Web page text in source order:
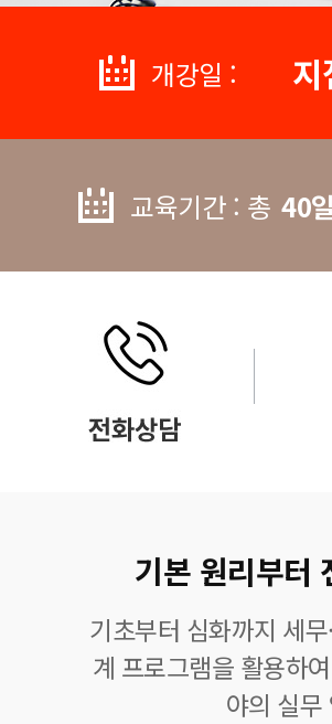
개강일 :
교육기간 : 총 40일
기본 원리부터
기초부터 심화까지 세
계 프로그램을 활용하
야의 실